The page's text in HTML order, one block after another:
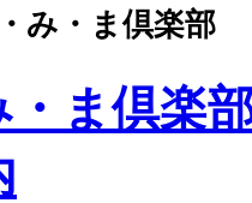
み・ま倶楽部
・ま倶楽